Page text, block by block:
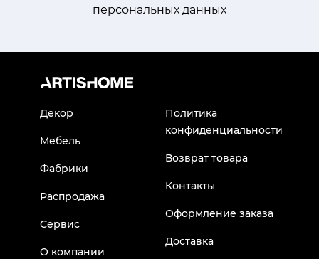
персональных данных
Декор
Мебель
Фабрики
Распродажа
Сервис
О компании
Политика
конфиденциальности
Возврат товара
Контакты
Оформление заказа
Доставка